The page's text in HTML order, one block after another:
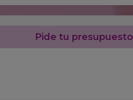
Pide tu presupuesto